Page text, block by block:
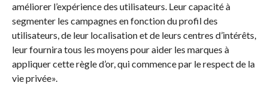
améliorer l’expérience des utilisateurs. Leur capacité à
segmenter les campagnes en fonction du profil des
utilisateurs, de leur localisation et de leurs centres d’intérêts,
leur fournira tous les moyens pour aider les marques à
appliquer cette règle d’or, qui commence par le respect de la
vie privée».